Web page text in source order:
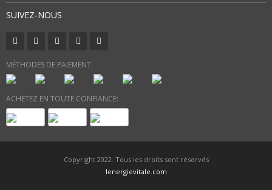
SUIVEZ-NOUS
MÉTHODES DE PAIEMENT:
ACHETEZ EN TOUTE CONFIANCE:
Copyright 2022. Tous les droits sont réservés
lenergievitale.com